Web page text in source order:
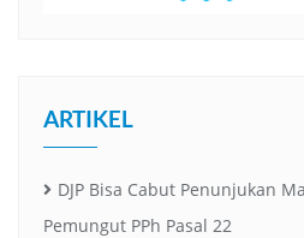
ARTIKEL
DJP Bisa Cabut Penunjukan
Pemungut PPh Pasal 22